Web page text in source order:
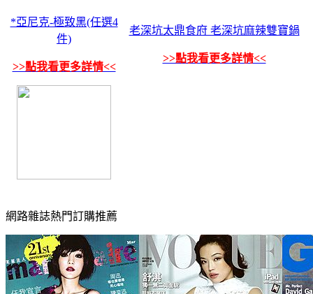
*亞尼克-極致黑(任選4
件)
>>點我看更多詳情<<
老深坑太鼎食府 老深坑麻辣雙寶鍋
>>點我看更多詳情<<
網路雜誌熱門訂購推薦